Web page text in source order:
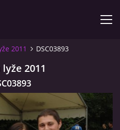
2011 DSC03893
2011